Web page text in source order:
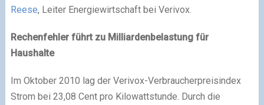
Reese, Leiter Energiewirtschaft bei Verivox.
Rechenfehler führt zu Milliardenbelastung für
Haushalte
Im Oktober 2010 lag der Verivox-Verbraucherpreisindex
Strom bei 23,08 Cent pro Kilowattstunde. Durch die